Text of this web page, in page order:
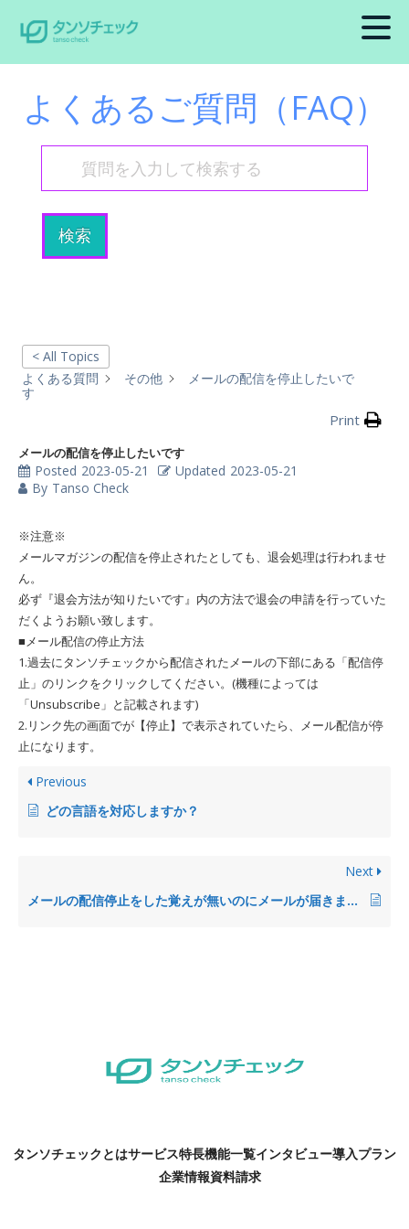
よくあるご質問（FAQ）
検索
< All Topics
よくある質問
その他
メールの配信を停止したいで
す
Print
メールの配信を停止したいです
Posted 2023-05-21 Updated 2023-05-21
By Tanso Check
※注意※
メールマガジンの配信を停止されたとしても、退会処理は行われませ
ん。
必ず『退会方法が知りたいです』内の方法で退会の申請を行っていた
だくようお願い致します。
■メール配信の停止方法
1.過去にタンソチェックから配信されたメールの下部にある「配信停
止」のリンクをクリックしてください。(機種によっては
「Unsubscribe」と記載されます)
2.リンク先の画面でが【停止】で表示されていたら、メール配信が停
止になります。
Previous
どの言語を対応しますか？
Next
メールの配信停止をした覚えが無いのにメールが届きません
タンソチェックとはサービス特長機能一覧インタビュー導入プラン
企業情報資料請求